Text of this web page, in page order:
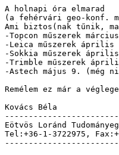
A holnapi óra elmarad
(a fehérvári geo-konf.
Ami biztos(nak tűnik,
-Topcon műszerek
-Leica műszerek április
-Sokkia műszerek
-Trimble műszerek
-Astech május 9. (még
Remélem ez már a
Kovács Béla
Eötvös Loránd
Tel:+36-1-